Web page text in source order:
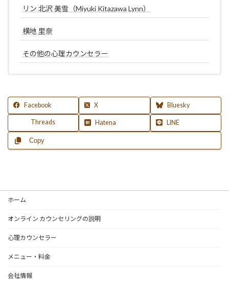
リン 北沢 美雪（Miyuki Kitazawa Lynn）
横地 里奈
その他の心理カウンセラー
Facebook X Bluesky
Threads Hatena LINE
Copy
ホーム
オンライン カウンセリングの説明
心理カウンセラー
メニュー・料金
会社情報